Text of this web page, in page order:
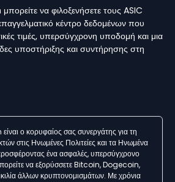
να φιλοξενήσετε τους ASIC
κέντρο δεδομένων που
τιμές, υπερσύγχρονη υποδομή και μια
υποστήριξης και συντήρησης στη
ο κορυφαίος σας συνεργάτης για τη
στις Ηνωμένες Πολιτείες και τα Ηνωμένα
ένα ασφαλές, υπερσύγχρονο
να εξορύσσετε Bitcoin, Dogecoin,
άλλων κρυπτονομισμάτων. Με χρόνια